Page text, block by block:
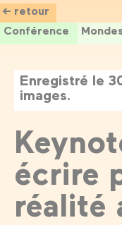
← retour
Conférence
Enregistré le
images.
écrire
réalité